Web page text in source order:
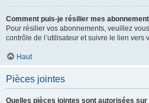
Comment puis-je résilier mes
Pour résilier vos abonnements, veuillez
contrôle de l’utilisateur et suivre le lien vers
Haut
Pièces jointes
Quelles pièces jointes sont autorisées sur